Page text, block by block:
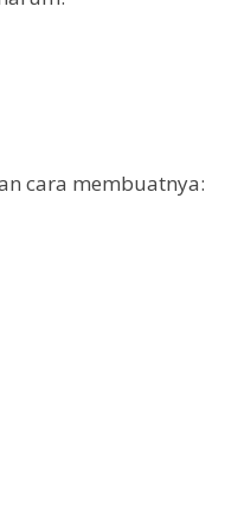
cara membuatnya: